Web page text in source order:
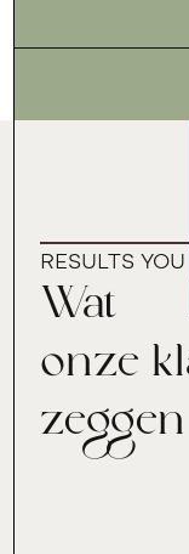
RESULTS
Wat
onze
zeggen